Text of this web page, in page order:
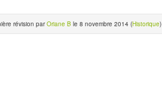
révision parOriane B le 8 novembre 2014 (Historique)